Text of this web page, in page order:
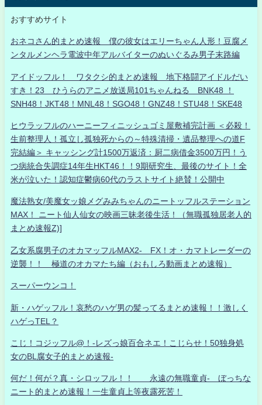
おすすめサイト
おネコさん的まとめ速報 僕の彼女はエリーちゃん人形！豆腐メ
ンタルメンヘラ電波中年アルバイターのぬいぐるみ男子末路編
アイドッフル！ ワタクシ的まとめ速報 地下格闘アイドルだい
すき！23 ひうらのアニメ放送局101ちゃんねる BNK48 ！
SNH48！JKT48！MNL48！SGO48！GNZ48！STU48！SKE48
ヒウラッフルのハーニーフィニッシュゴミ屋敷補完計画 ＜必殺！
生前整理人！孤立し孤独死からの～特殊清掃・遺品整理への道F
完結編＞ キャッシング計1500万返済：厨二病借金3500万円！う
つ病統合失調症14年生HKT46！！9期研究生、最後のサイト！全
米が泣いた！認知症鬱病60代のラストサイト絶賛！公開中
魔法熟女/美魔女ッ娘メグみみちゃんのニートッフルステーション
MAX！ ニート仙人仙女の映画三昧老後生活！（無職孤独居老人的
まとめ速報Z)]
乙女系腐男子のオカマッフルMAX2- FX！オ・カマトレーダーの
逆襲！！ 極道のオカマたち編（おもしろ動画まとめ速報）
スーパーウンコ！
新・ハゲッフル！哀愁のハゲ男の髪ってるまとめ速報！！激しく
ハゲっTEL？
こじ！コジッフル@！-レズっ娘百合ネエ！こじらせ！50独身処
女のBL腐女子的まとめ速報-
何だ！何が？真・シロッフル！！ 永遠の無職童貞- ぼっちな
ニート的まとめ速報！一生童貞上等夜露死苦！